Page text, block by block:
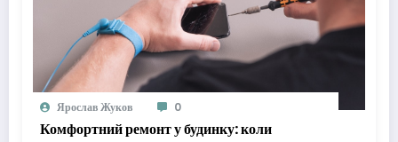
Ярослав Жуков 0
Комфортний ремонт у будинку: коли